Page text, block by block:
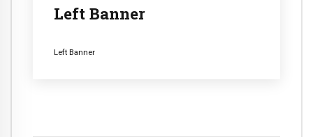
Left Banner
Left Banner